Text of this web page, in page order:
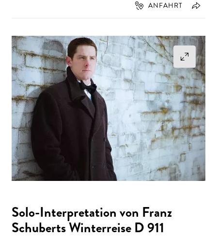
ANFAHRT
Solo-Interpretation von Franz
Schuberts Winterreise D 911